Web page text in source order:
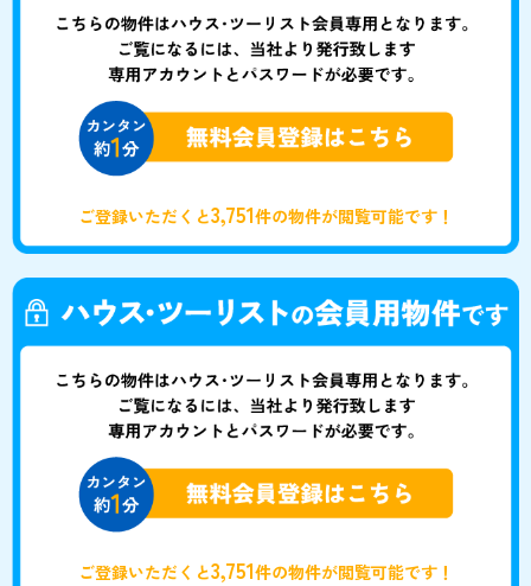
ご登録いただくと3,751件の物件が閲覧可能です！
ご登録いただくと3,751件の物件が閲覧可能です！